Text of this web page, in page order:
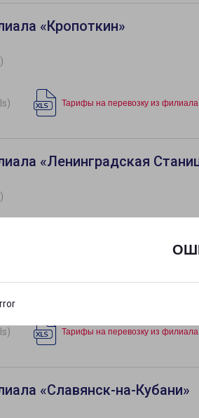
«Кропоткин»
Тарифы на перевозку из филиала
«Ленинградская
«Новороссийск»
Тарифы на перевозку из филиала
«Славянск-на-Кубани»